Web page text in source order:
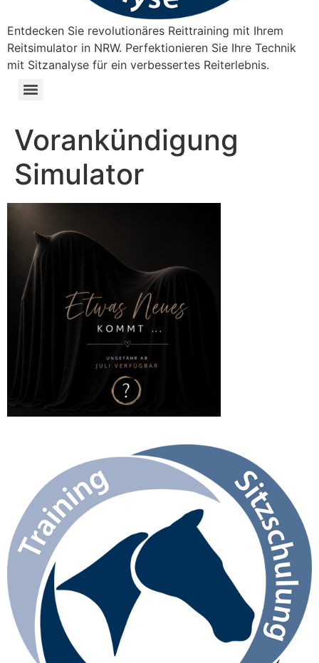
Entdecken Sie revolutionäres Reittraining mit Ihrem
Reitsimulator in NRW. Perfektionieren Sie Ihre Technik
mit Sitzanalyse für ein verbessertes Reiterlebnis.
Vorankündigung
Simulator
Kundenbewertungen und Erfahrungen zu
Reitsimulator - Reiten in Balance